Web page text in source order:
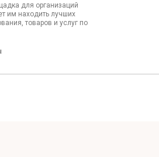
для организаций
им находить лучших
товаров и услуг по